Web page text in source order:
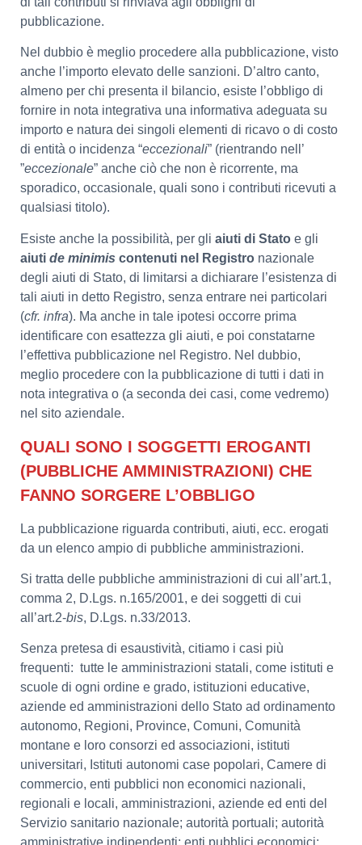
pubblicazione.
Nel dubbio è meglio procedere alla pubblicazione, visto
anche l’importo elevato delle sanzioni. D’altro canto,
almeno per chi presenta il bilancio, esiste l’obbligo di
fornire in nota integrativa una informativa adeguata su
importo e natura dei singoli elementi di ricavo o di costo
di entità o incidenza “eccezionali” (rientrando nell’
”eccezionale” anche ciò che non è ricorrente, ma
sporadico, occasionale, quali sono i contributi ricevuti a
qualsiasi titolo).
Esiste anche la possibilità, per gli aiuti di Stato e gli
aiuti de minimis contenuti nel Registro nazionale
degli aiuti di Stato, di limitarsi a dichiarare l’esistenza di
tali aiuti in detto Registro, senza entrare nei particolari
(cfr. infra). Ma anche in tale ipotesi occorre prima
identificare con esattezza gli aiuti, e poi constatarne
l’effettiva pubblicazione nel Registro. Nel dubbio,
meglio procedere con la pubblicazione di tutti i dati in
nota integrativa o (a seconda dei casi, come vedremo)
nel sito aziendale.
QUALI SONO I SOGGETTI EROGANTI
(PUBBLICHE AMMINISTRAZIONI) CHE
FANNO SORGERE L’OBBLIGO
La pubblicazione riguarda contributi, aiuti, ecc. erogati
da un elenco ampio di pubbliche amministrazioni.
Si tratta delle pubbliche amministrazioni di cui all’art.1,
comma 2, D.Lgs. n.165/2001, e dei soggetti di cui
all’art.2-bis, D.Lgs. n.33/2013.
Senza pretesa di esaustività, citiamo i casi più
frequenti: tutte le amministrazioni statali, come istituti e
scuole di ogni ordine e grado, istituzioni educative,
aziende ed amministrazioni dello Stato ad ordinamento
autonomo, Regioni, Province, Comuni, Comunità
montane e loro consorzi ed associazioni, istituti
universitari, Istituti autonomi case popolari, Camere di
commercio, enti pubblici non economici nazionali,
regionali e locali, amministrazioni, aziende ed enti del
Servizio sanitario nazionale; autorità portuali; autorità